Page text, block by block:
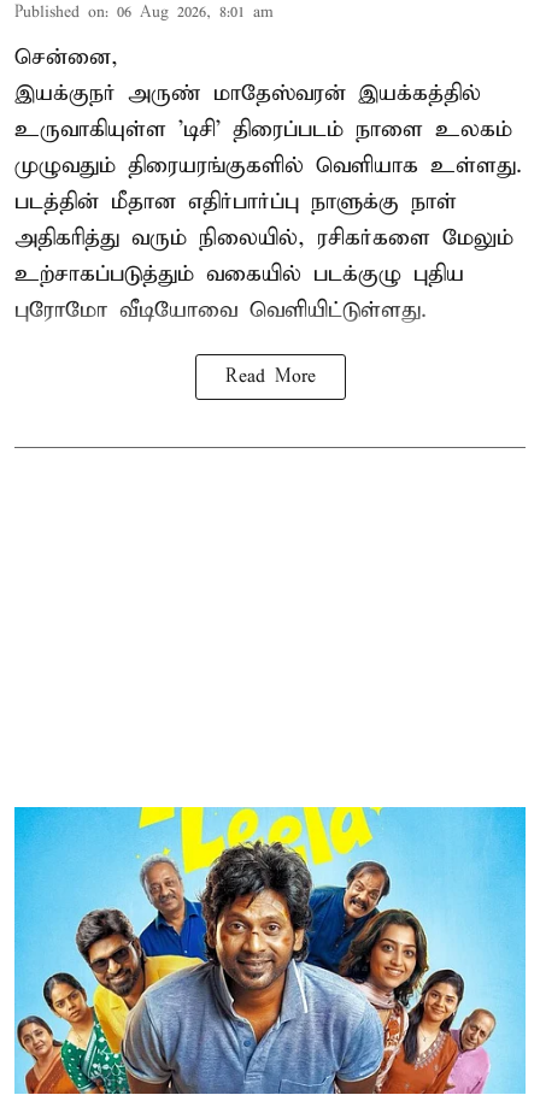
Published on: 06 Aug 2026, 8:01 am
சென்னை,
இயக்குநர் அருண் மாதேஸ்வரன் இயக்கத்தில்
உருவாகியுள்ள 'டிசி' திரைப்படம் நாளை உலகம்
முழுவதும் திரையரங்குகளில் வெளியாக உள்ளது.
படத்தின் மீதான எதிர்பார்ப்பு நாளுக்கு நாள்
அதிகரித்து வரும் நிலையில், ரசிகர்களை மேலும்
உற்சாகப்படுத்தும் வகையில் படக்குழு புதிய
புரோமோ வீடியோவை வெளியிட்டுள்ளது.
Read More